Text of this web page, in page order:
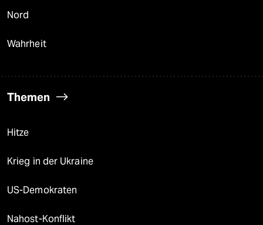
Nord
Wahrheit
Themen
Hitze
Krieg in der Ukraine
US-Demokraten
Nahost-Konflikt